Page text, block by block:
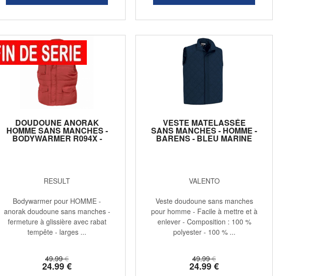
DOUDOUNE ANORAK
HOMME SANS MANCHES -
BODYWARMER R094X -
RESULT
49.99 €
24.99€
Bodywarmer pour HOMME -
anorak doudoune sans manches -
fermeture à glissière avec rabat
tempête - larges ...
VESTE MATELASSÉE
SANS MANCHES - HOMME -
BARENS - BLEU MARINE
VALENTO
49.99 €
24.99€
Veste doudoune sans manches
pour homme - Facile à mettre et à
enlever - Composition : 100 %
polyester - 100 % ...